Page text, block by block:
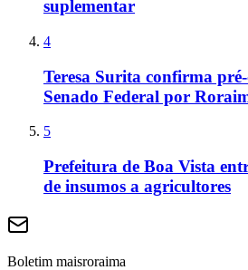
suplementar
4
Teresa Surita confirma
Senado Federal por
5
Prefeitura de Boa Vista
de insumos a agricultores
Boletim maisroraima